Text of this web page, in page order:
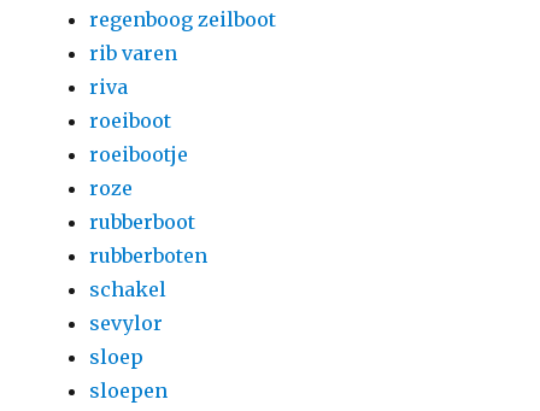
regenboog zeilboot
rib varen
riva
roeiboot
roeibootje
roze
rubberboot
rubberboten
schakel
sevylor
sloep
sloepen